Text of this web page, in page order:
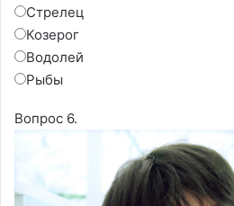
Стрелец
Козерог
Водолей
Рыбы
Вопрос 6.